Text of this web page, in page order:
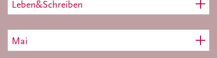
Leben&Schreiben
Mai